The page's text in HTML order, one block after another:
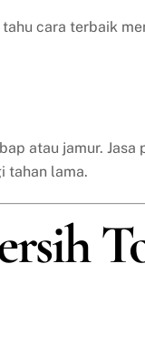
cara terbaik
atau jamur. Jasa
tahan lama.